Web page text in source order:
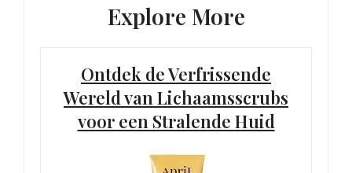
Explore More
Ontdek de Verfrissende
Wereld van Lichaamsscrubs
voor een Stralende Huid